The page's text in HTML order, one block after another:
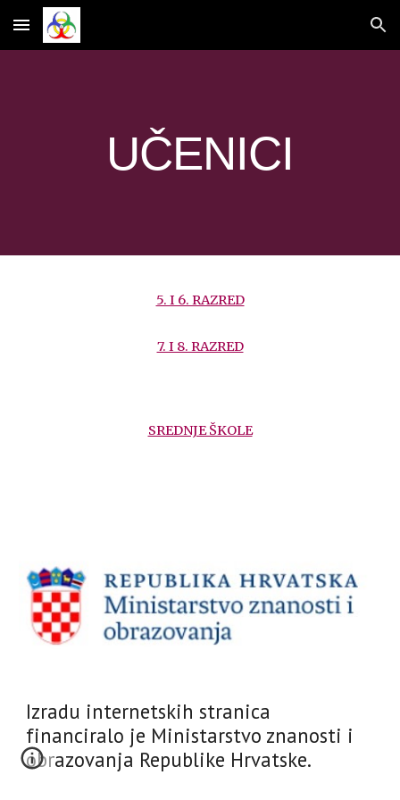
Skip to main content Skip to navigation
UČENICI
5. I 6. RAZRED
7. I 8. RAZRED
SREDNJE ŠKOLE
Izradu internetskih stranica
financiralo je Ministarstvo znanosti i
obrazovanja Republike Hrvatske.